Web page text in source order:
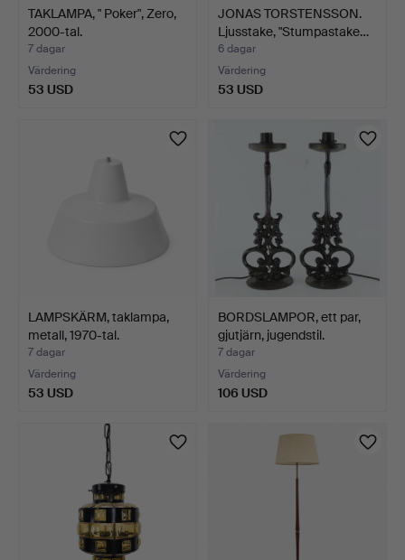
TAKLAMPA, " Poker", Zero,
2000-tal.
7 dagar
Värdering
53 USD
JONAS TORSTENSSON.
Ljusstake, "Stumpastake…
6 dagar
Värdering
53 USD
LAMPSKÄRM, taklampa,
metall, 1970-tal.
7 dagar
Värdering
53 USD
BORDSLAMPOR, ett par,
gjutjärn, jugendstil.
7 dagar
Värdering
106 USD